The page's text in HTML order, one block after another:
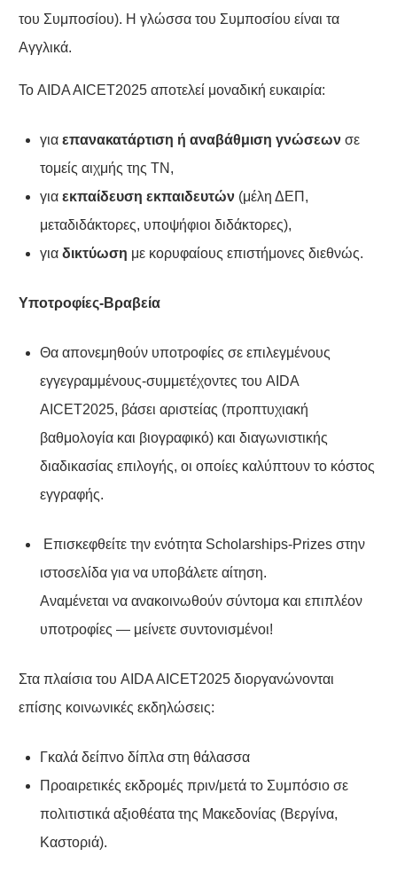
του Συμποσίου). Η γλώσσα του Συμποσίου είναι τα
Αγγλικά.
Το AIDA AICET2025 αποτελεί μοναδική ευκαιρία:
για επανακατάρτιση ή αναβάθμιση γνώσεωνσε
τομείς αιχμής της ΤΝ,
για εκπαίδευση εκπαιδευτών(μέλη ΔΕΠ,
μεταδιδάκτορες, υποψήφιοι διδάκτορες),
για δικτύωση με κορυφαίους επιστήμονες διεθνώς.
Υποτροφίες-Βραβεία
Θα απονεμηθούν υποτροφίες σε επιλεγμένους
εγγεγραμμένους-συμμετέχοντες του AIDA
AICET2025, βάσει αριστείας (προπτυχιακή
βαθμολογία και βιογραφικό) και διαγωνιστικής
διαδικασίας επιλογής, οι οποίες καλύπτουν το κόστος
εγγραφής.
Επισκεφθείτε την ενότητα Scholarships-Prizes στην
ιστοσελίδα για να υποβάλετε αίτηση.
Αναμένεται να ανακοινωθούν σύντομα και επιπλέον
υποτροφίες — μείνετε συντονισμένοι!
Στα πλαίσια του AIDA AICET2025 διοργανώνονται
επίσης κοινωνικές εκδηλώσεις:
Γκαλά δείπνο δίπλα στη θάλασσα
Προαιρετικές εκδρομές πριν/μετά το Συμπόσιο σε
πολιτιστικά αξιοθέατα της Μακεδονίας (Βεργίνα,
Καστοριά).